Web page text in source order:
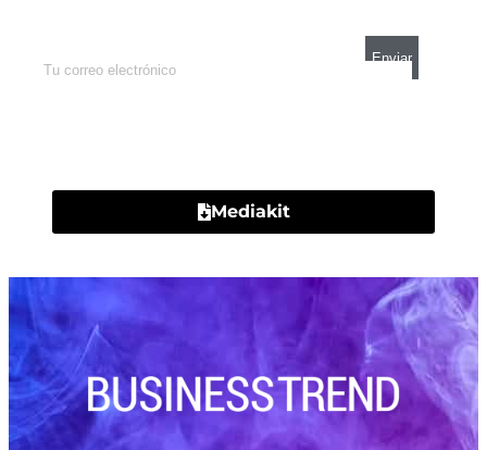
Mediakit